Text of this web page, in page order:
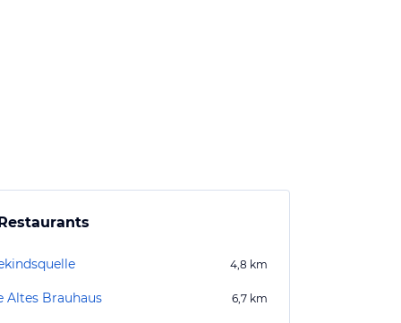
4,8 km
Altes Brauhaus 6,7 km